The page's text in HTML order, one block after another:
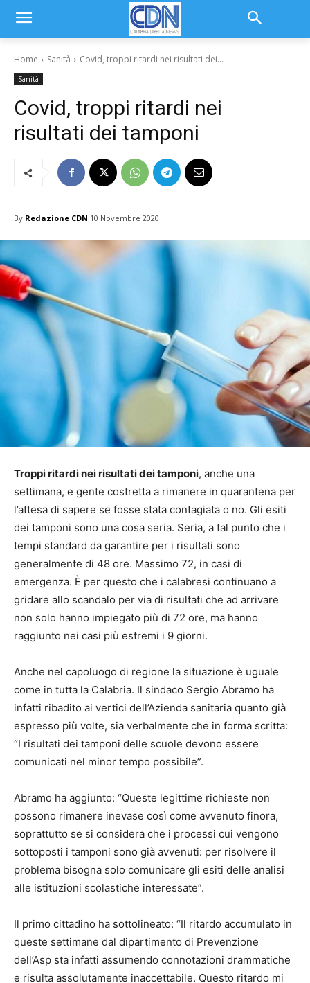
Home Sanità Covid, troppi ritardi nei risultati dei...
Sanità
Covid, troppi ritardi nei
risultati dei tamponi
By Redazione CDN 10 Novembre 2020
Troppi ritardi nei risultati dei tamponi, anche una
settimana, e gente costretta a rimanere in quarantena per
l’attesa di sapere se fosse stata contagiata o no. Gli esiti
dei tamponi sono una cosa seria. Seria, a tal punto che i
tempi standard da garantire per i risultati sono
generalmente di 48 ore. Massimo 72, in casi di
emergenza. È per questo che i calabresi continuano a
gridare allo scandalo per via di risultati che ad arrivare
non solo hanno impiegato più di 72 ore, ma hanno
raggiunto nei casi più estremi i 9 giorni.
Anche nel capoluogo di regione la situazione è uguale
come in tutta la Calabria. Il sindaco Sergio Abramo ha
infatti ribadito ai vertici dell’Azienda sanitaria quanto già
espresso più volte, sia verbalmente che in forma scritta:
“I risultati dei tamponi delle scuole devono essere
comunicati nel minor tempo possibile”.
Abramo ha aggiunto: “Queste legittime richieste non
possono rimanere inevase così come avvenuto finora,
soprattutto se si considera che i processi cui vengono
sottoposti i tamponi sono già avvenuti: per risolvere il
problema bisogna solo comunicare gli esiti delle analisi
alle istituzioni scolastiche interessate”.
Il primo cittadino ha sottolineato: “Il ritardo accumulato in
queste settimane dal dipartimento di Prevenzione
dell’Asp sta infatti assumendo connotazioni drammatiche
e risulta assolutamente inaccettabile. Questo ritardo mi